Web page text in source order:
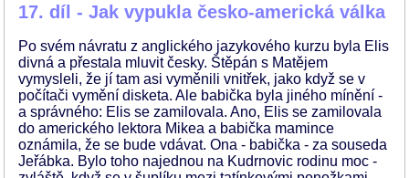
17. díl - Jak vypukla česko-americká válka
Po svém návratu z anglického jazykového kurzu byla Elis
divná a přestala mluvit česky. Štěpán s Matějem
vymysleli, že jí tam asi vyměnili vnitřek, jako když se v
počítači vymění disketa. Ale babička byla jiného mínění -
a správného: Elis se zamilovala. Ano, Elis se zamilovala
do amerického lektora Mikea a babička mamince
oznámila, že se bude vdávat. Ona - babička - za souseda
Jeřábka. Bylo toho najednou na Kudrnovic rodinu moc -